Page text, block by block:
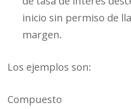
inicio sin permiso de
margen.
Los ejemplos son:
Compuesto